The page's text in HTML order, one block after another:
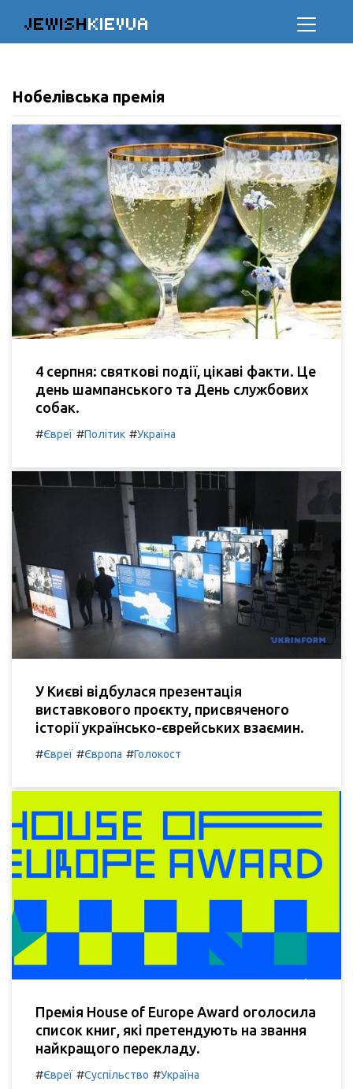
JEWISHKIEVUA
Нобелівська премія
4 серпня: святкові події, цікаві факти. Це
день шампанського та День службових
собак.
#Євреї #Політик #Україна
У Києві відбулася презентація
виставкового проєкту, присвяченого
історії українсько-єврейських взаємин.
#Євреї #Європа #Голокост
Премія House of Europe Award оголосила
список книг, які претендують на звання
найкращого перекладу.
#Євреї #Суспільство #Україна